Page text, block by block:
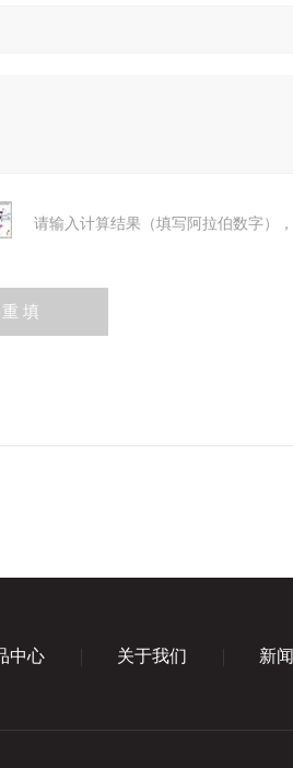
请输入计算结果（填写阿拉伯数字）
中心 关于我们 新